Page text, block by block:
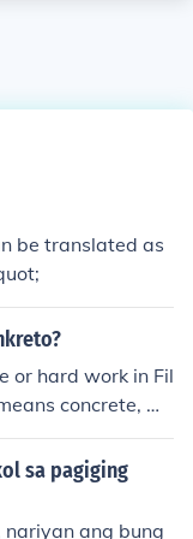
be translated as
or hard work in Fil
concrete, wh
Thus, &qu
actionab
that yield visib
would r
sa pagiging
ang bung